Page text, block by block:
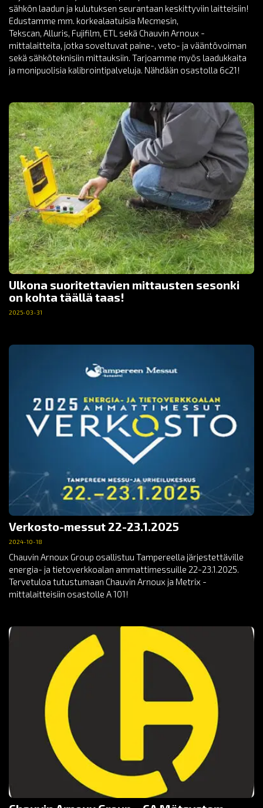
sähkön laadun ja kulutuksen seurantaan keskittyviin laitteisiin!
Edustamme mm. korkealaatuisia Mecmesin,
Tekscan, Alluris, Fujifilm, ETL sekä Chauvin Arnoux -
mittalaitteita, jotka soveltuvat paine-, veto- ja vääntövoiman
sekä sähköteknisiin mittauksiin. Tarjoamme myös laadukkaita
ja monipuolisia kalibrointipalveluja. Nähdään osastolla 6c21!
Ulkona suoritettavien mittausten sesonki
on kohta täällä taas!
2025-03-31
Verkosto-messut 22-23.1.2025
2024-10-18
Chauvin Arnoux Group osallistuu Tampereella järjestettäville
energia- ja tietoverkkoalan ammattimessuille 22-23.1.2025.
Tervetuloa tutustumaan Chauvin Arnoux ja Metrix -
mittalaitteisiin osastolle A 101!